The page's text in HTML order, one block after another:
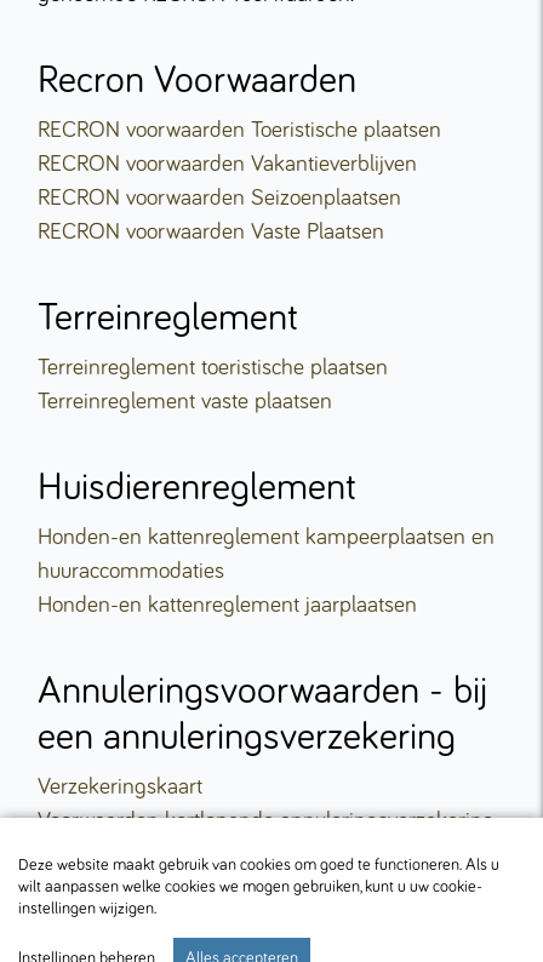
Recron Voorwaarden
RECRON voorwaarden Toeristische plaatsen
RECRON voorwaarden Vakantieverblijven
RECRON voorwaarden Seizoenplaatsen
RECRON voorwaarden Vaste Plaatsen
Terreinreglement
Terreinreglement toeristische plaatsen
Terreinreglement vaste plaatsen
Huisdierenreglement
Honden-en kattenreglement kampeerplaatsen en
huuraccommodaties
Honden-en kattenreglement jaarplaatsen
Annuleringsvoorwaarden - bij
een annuleringsverzekering
Verzekeringskaart
Voorwaarden kortlopende annuleringsverzekering
Deze website maakt gebruik van cookies om goed te functioneren. Als u
wilt aanpassen welke cookies we mogen gebruiken, kunt u uw cookie-
instellingen wijzigen.
Instellingen beheren Alles accepteren